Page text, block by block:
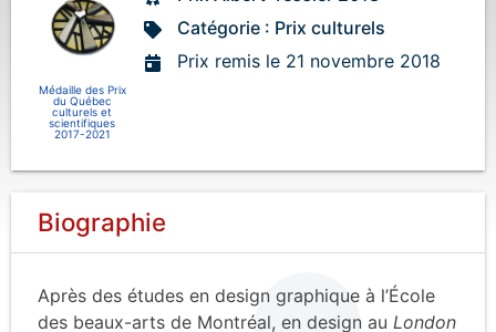
Médaille des Prix
du Québec
culturels et
scientifiques
2017-2021
Catégorie : Prix culturels
Prix remis le 21 novembre 2018
Biographie
Après des études en design graphique à l’École
des beaux-arts de Montréal, en design au London